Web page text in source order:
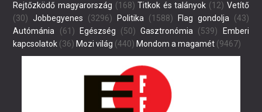
Rejtőzködő magyarország (168) Titkok és talányok (12) Vetítő
(30) Jobbegyenes (3296) Politika (1588) Flag gondolja(43)
Autómánia (61) Egészség (50) Gasztronómia (539)
Emberi
kapcsolatok (36) Mozi világ (440) Mondom a magamét (9467)